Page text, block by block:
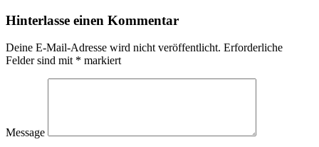
Hinterlasse einen Kommentar
Deine E-Mail-Adresse wird nicht veröffentlicht. Erforderliche
Felder sind mit * markiert
Message